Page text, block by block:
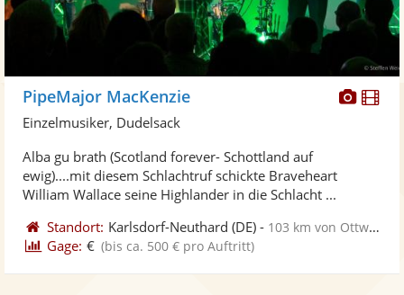
PipeMajor MacKenzie
Einzelmusiker, Dudelsack
Alba gu brath (Scotland forever- Schottland auf
ewig)....mit diesem Schlachtruf schickte Braveheart
William Wallace seine Highlander in die Schlacht ...
Standort: Karlsdorf-Neuthard (DE) - 103 km von Ottweiler
Gage: € (bis ca. 500 € pro Auftritt)